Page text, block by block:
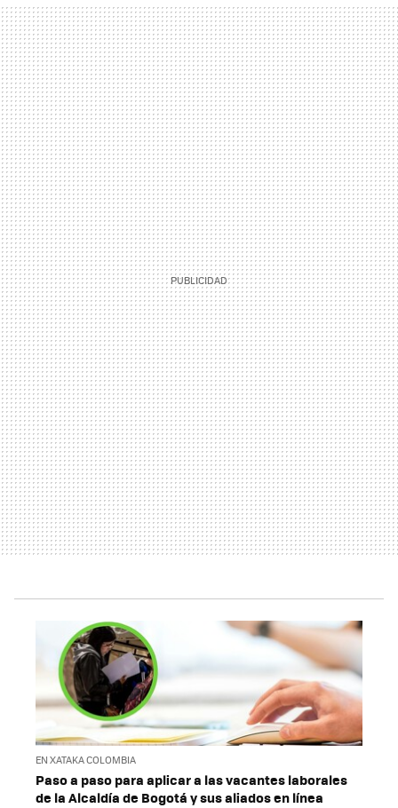
EN XATAKA COLOMBIA
Paso a paso para aplicar a las vacantes laborales
de la Alcaldía de Bogotá y sus aliados en línea